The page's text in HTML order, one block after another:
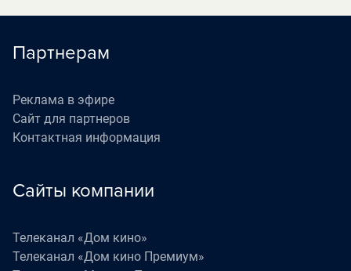
Партнерам
Реклама в эфире
Сайт для партнеров
Контактная информация
Сайты компании
Телеканал «Дом кино»
Телеканал «Дом кино Премиум»